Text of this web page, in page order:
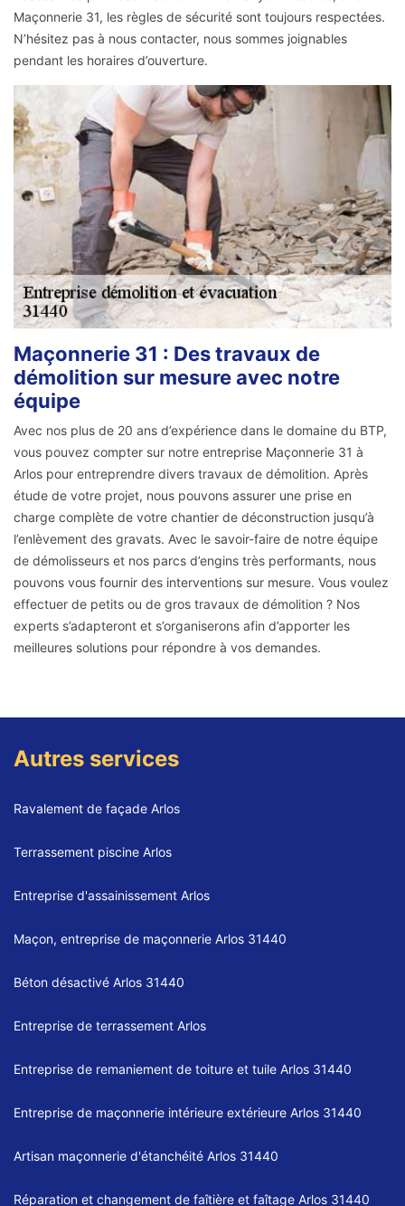
Maçonnerie 31, les règles de sécurité sont toujours respectées.
N’hésitez pas à nous contacter, nous sommes joignables
pendant les horaires d’ouverture.
Maçonnerie 31 : Des travaux de
démolition sur mesure avec notre
équipe
Avec nos plus de 20 ans d’expérience dans le domaine du BTP,
vous pouvez compter sur notre entreprise Maçonnerie 31 à
Arlos pour entreprendre divers travaux de démolition. Après
étude de votre projet, nous pouvons assurer une prise en
charge complète de votre chantier de déconstruction jusqu’à
l’enlèvement des gravats. Avec le savoir-faire de notre équipe
de démolisseurs et nos parcs d’engins très performants, nous
pouvons vous fournir des interventions sur mesure. Vous voulez
effectuer de petits ou de gros travaux de démolition ? Nos
experts s’adapteront et s’organiserons afin d’apporter les
meilleures solutions pour répondre à vos demandes.
Autres services
Ravalement de façade Arlos
Terrassement piscine Arlos
Entreprise d'assainissement Arlos
Maçon, entreprise de maçonnerie Arlos 31440
Béton désactivé Arlos 31440
Entreprise de terrassement Arlos
Entreprise de remaniement de toiture et tuile Arlos 31440
Entreprise de maçonnerie intérieure extérieure Arlos 31440
Artisan maçonnerie d'étanchéité Arlos 31440
Réparation et changement de faîtière et faîtage Arlos 31440